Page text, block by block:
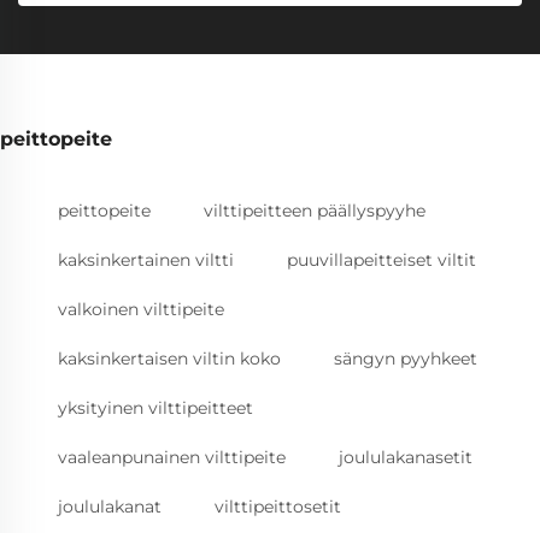
peittopeite
peittopeite vilttipeitteen päällyspyyhe
kaksinkertainen viltti puuvillapeitteiset viltit
valkoinen vilttipeite
kaksinkertaisen viltin koko sängyn pyyhkeet
yksityinen vilttipeitteet
vaaleanpunainen vilttipeite joululakanasetit
joululakanat vilttipeittosetit